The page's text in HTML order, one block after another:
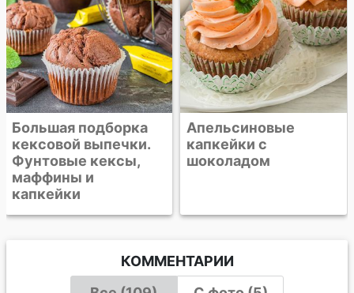
Апельсиновые
капкейки с
шоколадом
КОММЕНТАРИИ